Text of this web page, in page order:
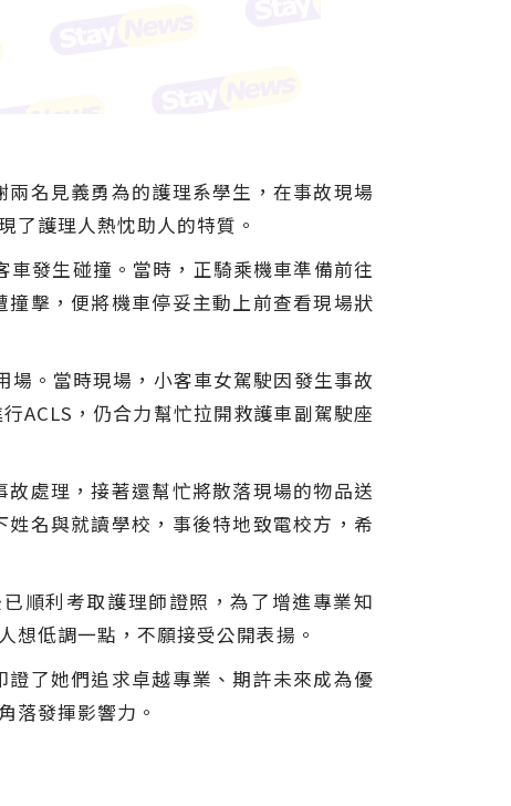
名見義勇為的護理系學生，在事故現場
了護理人熱忱助人的特質。
發生碰撞。當時，正騎乘機車準備前往
擊，便將機車停妥主動上前查看現場狀
。當時現場，小客車女駕駛因發生事故
ACLS，仍合力幫忙拉開救護車副駕駛座
處理，接著還幫忙將散落現場的物品送
名與就讀學校，事後特地致電校方，希
順利考取護理師證照，為了增進專業知
想低調一點，不願接受公開表揚。
了她們追求卓越專業、期許未來成為優
落發揮影響力。